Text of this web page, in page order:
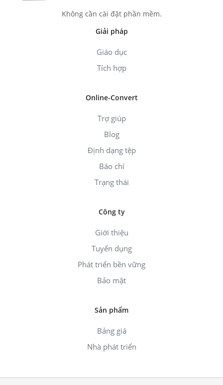
Không cần cài đặt phần mềm.
Giải pháp
Giáo dục
Tích hợp
Online-Convert
Trợ giúp
Blog
Định dạng tệp
Báo chí
Trạng thái
Công ty
Giới thiệu
Tuyển dụng
Phát triển bền vững
Bảo mật
Sản phẩm
Bảng giá
Nhà phát triển